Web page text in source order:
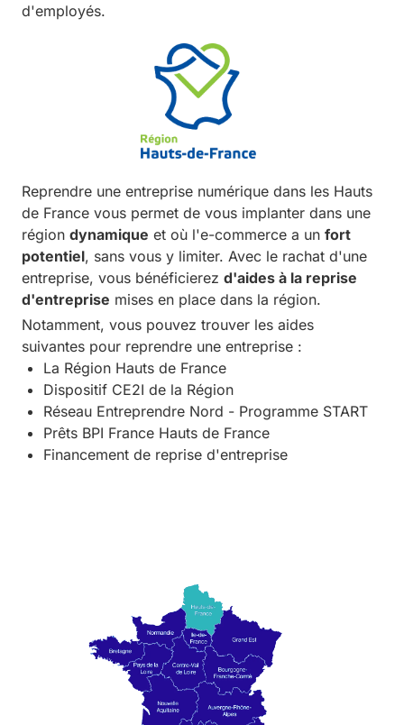
d'employés.
Reprendre une entreprise numérique dans les Hauts
de France vous permet de vous implanter dans une
région dynamique et où l'e-commerce a un fort
potentiel, sans vous y limiter. Avec le rachat d'une
entreprise, vous bénéficierez d'aides à la reprise
d'entreprise mises en place dans la région.
Notamment, vous pouvez trouver les aides
suivantes pour reprendre une entreprise :
La Région Hauts de France
Dispositif CE2I de la Région
Réseau Entreprendre Nord - Programme START
Prêts BPI France Hauts de France
Financement de reprise d'entreprise